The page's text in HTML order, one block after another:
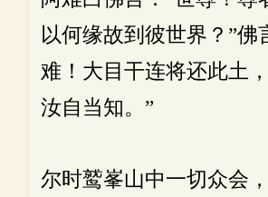
以何缘故到彼世界？”佛
难！大目干连将还此土
汝自当知。”
尔时鹫峯山中一切众会